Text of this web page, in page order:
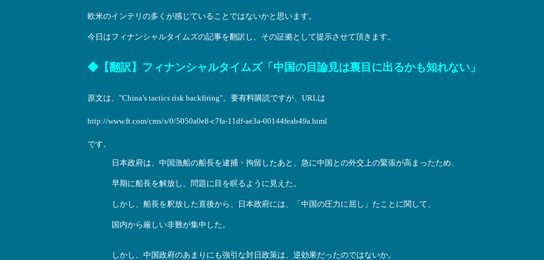
欧米のインテリの多くが感じていることではないかと思います。
今日はフィナンシャルタイムズの記事を翻訳し、その証拠として提示させて頂きます。
◆【翻訳】フィナンシャルタイムズ「中国の目論見は裏目に出るかも知れない」
原文は、"China’s tactics risk backfiring"。要有料購読ですが、URLは
http://www.ft.com/cms/s/0/5050a0e8-c7fa-11df-ae3a-00144feab49a.html
です。
日本政府は、中国漁船の船長を逮捕・拘留したあと、急に中国との外交上の緊張が高まったため、
早期に船長を解放し、問題に目を瞑るように見えた。
しかし、船長を釈放した直後から、日本政府には、「中国の圧力に屈し」たことに関して、
国内から厳しい非難が集中した。
しかし、中国政府のあまりにも強引な対日政策は、逆効果だったのではないか。